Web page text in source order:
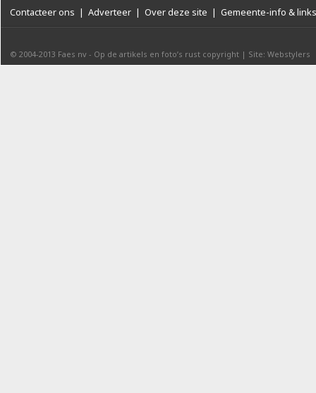
Contacteer ons | Adverteer | Over deze site | Gemeente-info & links
© 2004-2013 Faes nv - Op de artikels en foto’s rust copyright | Site: Webstylers